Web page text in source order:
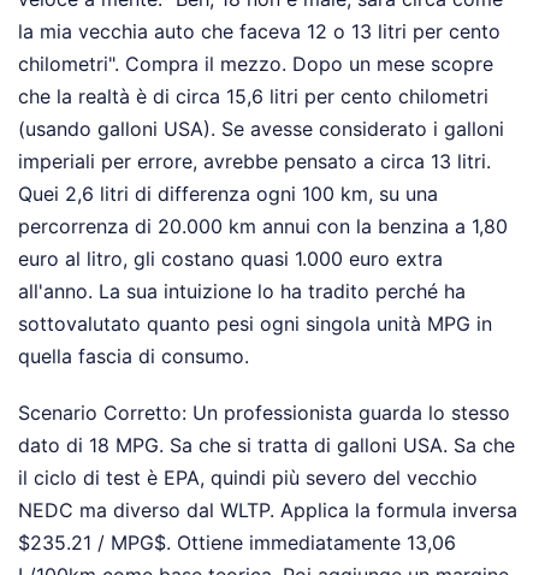
la mia vecchia auto che faceva 12 o 13 litri per cento
chilometri". Compra il mezzo. Dopo un mese scopre
che la realtà è di circa 15,6 litri per cento chilometri
(usando galloni USA). Se avesse considerato i galloni
imperiali per errore, avrebbe pensato a circa 13 litri.
Quei 2,6 litri di differenza ogni 100 km, su una
percorrenza di 20.000 km annui con la benzina a 1,80
euro al litro, gli costano quasi 1.000 euro extra
all'anno. La sua intuizione lo ha tradito perché ha
sottovalutato quanto pesi ogni singola unità MPG in
quella fascia di consumo.
Scenario Corretto: Un professionista guarda lo stesso
dato di 18 MPG. Sa che si tratta di galloni USA. Sa che
il ciclo di test è EPA, quindi più severo del vecchio
NEDC ma diverso dal WLTP. Applica la formula inversa
$235.21 / MPG$. Ottiene immediatamente 13,06